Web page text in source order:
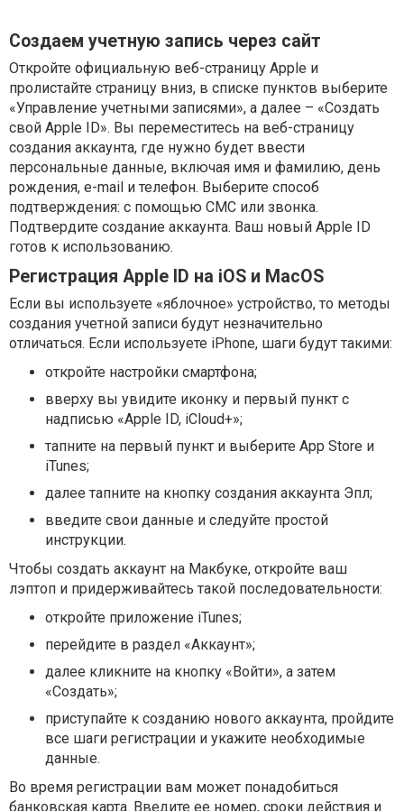
Создаем учетную запись через сайт
Откройте официальную веб-страницу Apple и
пролистайте страницу вниз, в списке пунктов выберите
«Управление учетными записями», а далее – «Создать
свой Apple ID». Вы переместитесь на веб-страницу
создания аккаунта, где нужно будет ввести
персональные данные, включая имя и фамилию, день
рождения, e-mail и телефон. Выберите способ
подтверждения: с помощью СМС или звонка.
Подтвердите создание аккаунта. Ваш новый Apple ID
готов к использованию.
Регистрация Apple ID на iOS и MacOS
Если вы используете «яблочное» устройство, то методы
создания учетной записи будут незначительно
отличаться. Если используете iPhone, шаги будут такими:
откройте настройки смартфона;
вверху вы увидите иконку и первый пункт с
надписью «Apple ID, iCloud+»;
тапните на первый пункт и выберите App Store и
iTunes;
далее тапните на кнопку создания аккаунта Эпл;
введите свои данные и следуйте простой
инструкции.
Чтобы создать аккаунт на Макбуке, откройте ваш
лэптоп и придерживайтесь такой последовательности:
откройте приложение iTunes;
перейдите в раздел «Аккаунт»;
далее кликните на кнопку «Войти», а затем
«Создать»;
приступайте к созданию нового аккаунта, пройдите
все шаги регистрации и укажите необходимые
данные.
Во время регистрации вам может понадобиться
банковская карта. Введите ее номер, сроки действия и